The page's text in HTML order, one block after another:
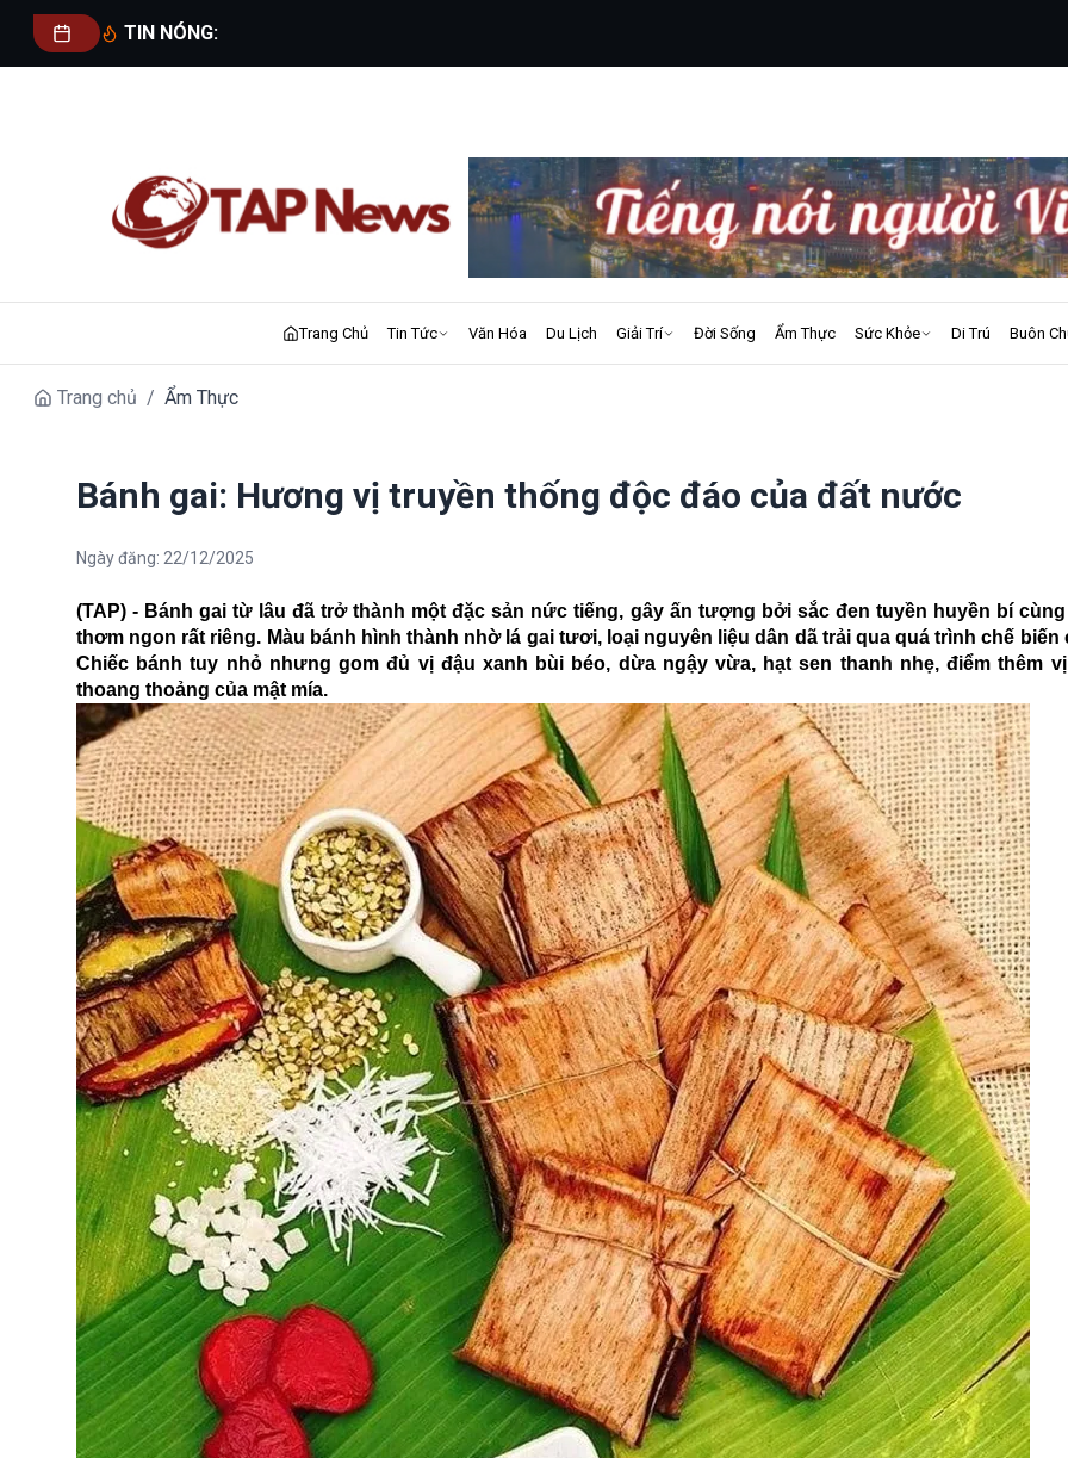
TIN NÓNG:
Trang Chủ Tin Tức Văn Hóa Du Lịch Giải Trí Đời Sống Ẩm Thực Sức Khỏe Di Trú Buôn
Trang chủ / Ẩm Thực
Bánh gai: Hương vị truyền thống độc đáo của đất nước
Ngày đăng: 22/12/2025
(TAP) - Bánh gai từ lâu đã trở thành một đặc sản nức tiếng, gây ấn tượng bởi sắc đen tuyền huyền bí
thơm ngon rất riêng. Màu bánh hình thành nhờ lá gai tươi, loại nguyên liệu dân dã trải qua quá trình chế biến
Chiếc bánh tuy nhỏ nhưng gom đủ vị đậu xanh bùi béo, dừa ngậy vừa, hạt sen thanh nhẹ, điểm thêm
thoang thoảng của mật mía.